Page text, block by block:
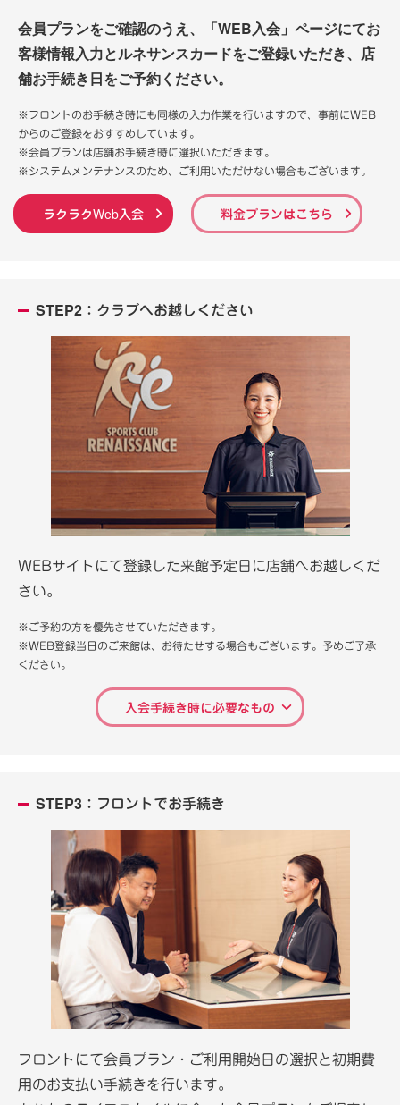
会員プランをご確認のうえ、「WEB入会」ページにてお
客様情報入力とルネサンスカードをご登録いただき、店
舗お手続き日をご予約ください。
※フロントのお手続き時にも同様の入力作業を行いますので、事前にWEB
からのご登録をおすすめしています。
※会員プランは店舗お手続き時に選択いただきます。
※システムメンテナンスのため、ご利用いただけない場合もございます。
ラクラクWeb入会 料金プランはこちら
STEP2：クラブへお越しください
WEBサイトにて登録した来館予定日に店舗へお越しくだ
さい。
※ご予約の方を優先させていただきます。
※WEB登録当日のご来館は、お待たせする場合もございます。予めご了承
ください。
入会手続き時に必要なもの
STEP3：フロントでお手続き
フロントにて会員プラン・ご利用開始日の選択と初期費
用のお支払い手続きを行います。